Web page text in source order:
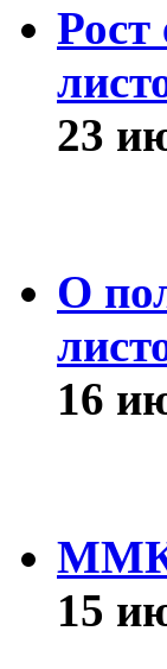
Рост
23
О
16
ММК
15